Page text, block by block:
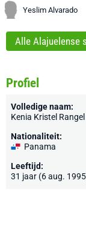
Yeslim Alvarado
Alle Alajuelense
Profiel
Volledige naam:
Kenia Kristel Rangel
Nationaliteit:
Panama
Leeftijd:
31 jaar (6 aug.